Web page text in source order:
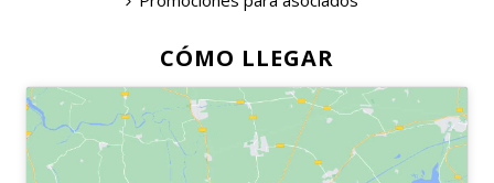
CÓMO LLEGAR